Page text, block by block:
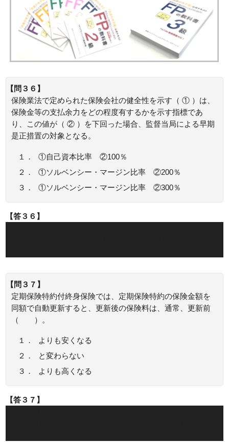
【問３６】
保険業法で定められた保険会社の健全性を示す（ ① ）は、
保険金等の支払余力をどの程度有するかを示す指標であ
り、この値が（ ② ）を下回った場合、監督当局による早期
是正措置の対象となる。
１．
①自己資本比率 ②100％
２．
①ソルベンシー・マージン比率 ②200％
３．
①ソルベンシー・マージン比率 ②300％
【答３６】
【問３７】
定期保険特約付終身保険では、定期保険特約の保険金額を
同額で自動更新すると、更新後の保険料は、通常、更新前
（ ）。
１．
よりも安くなる
２．
と変わらない
３．
よりも高くなる
【答３７】